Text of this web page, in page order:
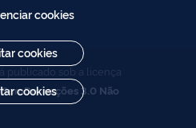
publicado sob a licença
3.0 Não
cookies
cookies
cookies